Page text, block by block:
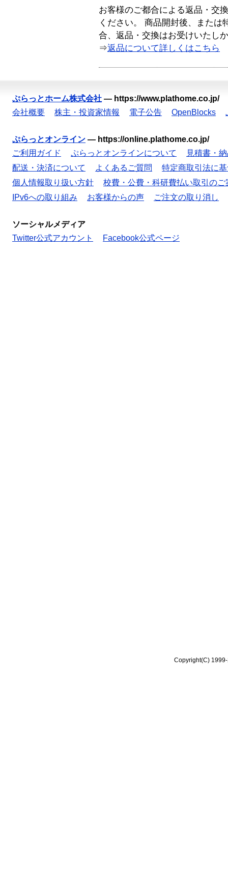
お客様のご都合による返品・交
ください。 商品開封後、または
合、返品・交換はお受けいたし
⇒返品について詳しくはこちら
ぷらっとホーム株式会社 — https://www.plathome.co.jp/
会社概要
株主・投資家情報 電子公告 OpenBlocks
ぷらっとオンライン — https://online.plathome.co.jp/
ご利用ガイド
ぷらっとオンラインについて
見積書・
配送・決済について
よくあるご質問
特定商取引法に
個人情報取り扱い方針
校費・公費・科研費払い取引のご
IPv6への取り組み
お客様からの声 ご注文の取り消し
ソーシャルメディア
Twitter公式アカウント
Facebook公式ページ
Copyright(C)